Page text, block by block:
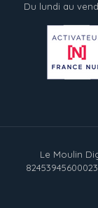
Du lundi au
Le Moulin